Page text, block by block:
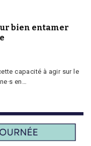
bien entamer
capacité à agir sur le
en…